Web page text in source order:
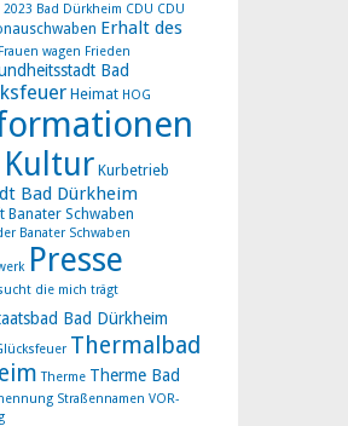
Bad Dürkheim CDU CDU
Erhalt des
Frauen wagen Frieden
Bad
Heimat HOG
Kultur Kurbetrieb
Bad Dürkheim
Banater Schwaben
Banater Schwaben
Presse
die mich trägt
Bad Dürkheim
Thermalbad
Therme Therme Bad
Straßennamen VOR-